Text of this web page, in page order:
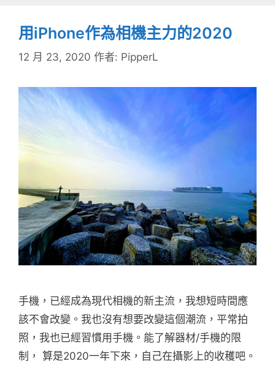
用iPhone作為相機主力的2020
12 月 23, 2020 作者: PipperL
手機，已經成為現代相機的新主流，我想短時間應
該不會改變。我也沒有想要改變這個潮流，平常拍
照，我也已經習慣用手機。能了解器材/手機的限
制， 算是2020一年下來，自己在攝影上的收穫吧。